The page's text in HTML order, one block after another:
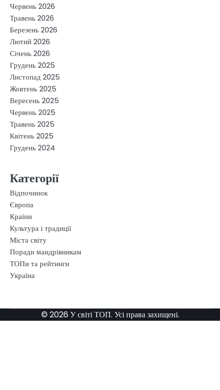
Червень 2026
Травень 2026
Березень 2026
Лютий 2026
Січень 2026
Грудень 2025
Листопад 2025
Жовтень 2025
Вересень 2025
Червень 2025
Травень 2025
Квітень 2025
Грудень 2024
Категорії
Відпочинок
Європа
Країни
Культура і традиції
Міста світу
Поради мандрівникам
ТОПи та рейтинги
Україна
© 2026 У світі ТОП. Усі права захищені.